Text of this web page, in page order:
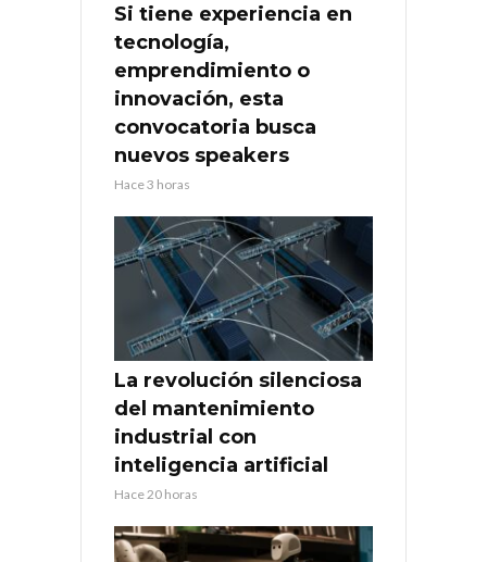
Si tiene experiencia en
tecnología,
emprendimiento o
innovación, esta
convocatoria busca
nuevos speakers
Hace 3 horas
La revolución silenciosa
del mantenimiento
industrial con
inteligencia artificial
Hace 20 horas